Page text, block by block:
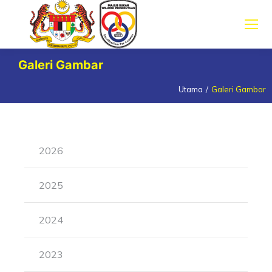
Galeri Gambar
Utama Galeri Gambar
2026
2025
2024
2023